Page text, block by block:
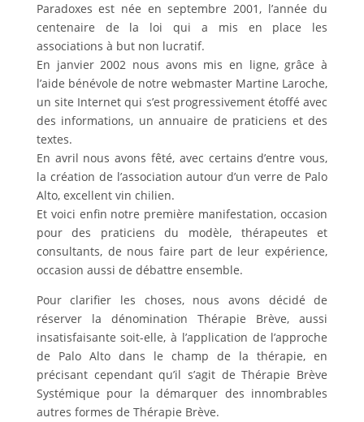
Paradoxes est née en septembre 2001, l’année du
centenaire de la loi qui a mis en place les
associations à but non lucratif.
En janvier 2002 nous avons mis en ligne, grâce à
l’aide bénévole de notre webmaster Martine Laroche,
un site Internet qui s’est progressivement étoffé avec
des informations, un annuaire de praticiens et des
textes.
En avril nous avons fêté, avec certains d’entre vous,
la création de l’association autour d’un verre de Palo
Alto, excellent vin chilien.
Et voici enfin notre première manifestation, occasion
pour des praticiens du modèle, thérapeutes et
consultants, de nous faire part de leur expérience,
occasion aussi de débattre ensemble.
Pour clarifier les choses, nous avons décidé de
réserver la dénomination Thérapie Brève, aussi
insatisfaisante soit-elle, à l’application de l’approche
de Palo Alto dans le champ de la thérapie, en
précisant cependant qu’il s’agit de Thérapie Brève
Systémique pour la démarquer des innombrables
autres formes de Thérapie Brève.